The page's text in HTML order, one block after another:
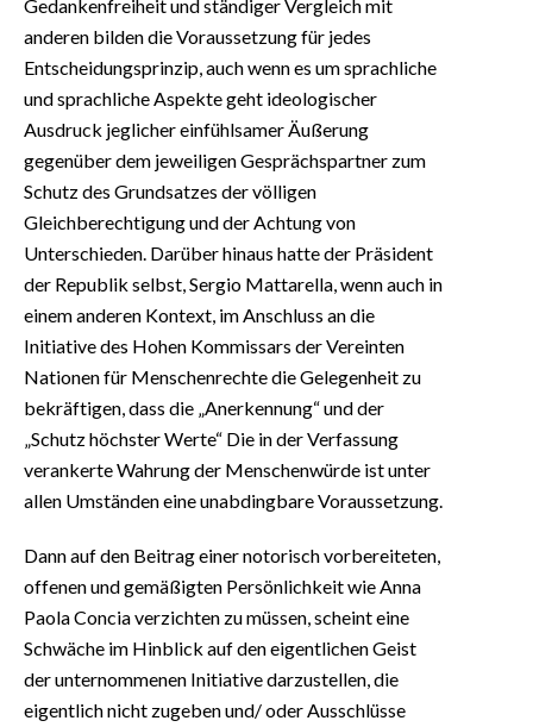
Gedankenfreiheit und ständiger Vergleich mit
anderen bilden die Voraussetzung für jedes
Entscheidungsprinzip, auch wenn es um sprachliche
und sprachliche Aspekte geht ideologischer
Ausdruck jeglicher einfühlsamer Äußerung
gegenüber dem jeweiligen Gesprächspartner zum
Schutz des Grundsatzes der völligen
Gleichberechtigung und der Achtung von
Unterschieden. Darüber hinaus hatte der Präsident
der Republik selbst, Sergio Mattarella, wenn auch in
einem anderen Kontext, im Anschluss an die
Initiative des Hohen Kommissars der Vereinten
Nationen für Menschenrechte die Gelegenheit zu
bekräftigen, dass die „Anerkennung“ und der
„Schutz höchster Werte“ ​Die in der Verfassung
verankerte Wahrung der Menschenwürde ist unter
allen Umständen eine unabdingbare Voraussetzung.
Dann auf den Beitrag einer notorisch vorbereiteten,
offenen und gemäßigten Persönlichkeit wie Anna
Paola Concia verzichten zu müssen, scheint eine
Schwäche im Hinblick auf den eigentlichen Geist
der unternommenen Initiative darzustellen, die
eigentlich nicht zugeben und/ oder Ausschlüsse